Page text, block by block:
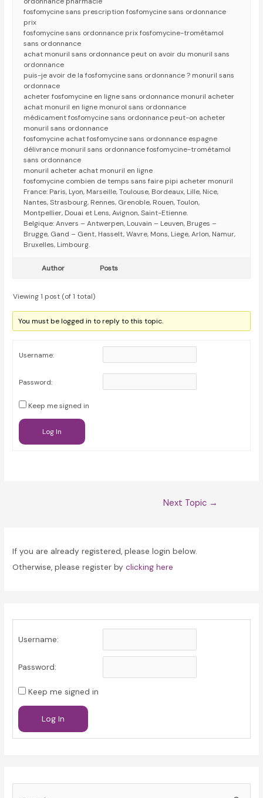
fosfomycine sans prescription fosfomycine sans ordonnance
prix
fosfomycine sans ordonnance prix fosfomycine-trométamol
sans ordonnance
achat monuril sans ordonnance peut on avoir du monuril sans
ordonnance
puis-je avoir de la fosfomycine sans ordonnance ? monuril sans
ordonnace
acheter fosfomycine en ligne sans ordonnance monuril acheter
achat monuril en ligne monurol sans ordonnance
médicament fosfomycine sans ordonnance peut-on acheter
monuril sans ordonnance
fosfomycine achat fosfomycine sans ordonnance espagne
délivrance monuril sans ordonnance fosfomycine-trométamol
sans ordonnance
monuril acheter achat monuril en ligne
fosfomycine combien de temps sans faire pipi acheter monuril
France: Paris, Lyon, Marseille, Toulouse, Bordeaux, Lille, Nice,
Nantes, Strasbourg, Rennes, Grenoble, Rouen, Toulon,
Montpellier, Douai et Lens, Avignon, Saint-Etienne.
Belgique: Anvers – Antwerpen, Louvain – Leuven, Bruges –
Brugge, Gand – Gent, Hasselt, Wavre, Mons, Liege, Arlon, Namur,
Bruxelles, Limbourg.
Author Posts
Viewing 1 post (of 1 total)
You must be logged in to reply to this topic.
Username:
Password:
Keep me signed in
Log In
Next Topic →
If you are already registered, please login below.
Otherwise, please register byclicking here
Username:
Password:
Keep me signed in
Log In